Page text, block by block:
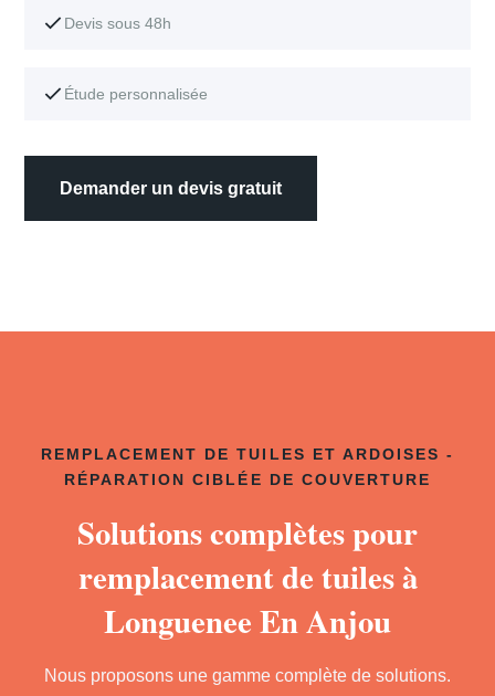
Devis sous 48h
Étude personnalisée
Demander un devis gratuit
REMPLACEMENT DE TUILES ET ARDOISES -
RÉPARATION CIBLÉE DE COUVERTURE
Solutions complètes pour
remplacement de tuiles à
Longuenee En Anjou
Nous proposons une gamme complète de solutions.